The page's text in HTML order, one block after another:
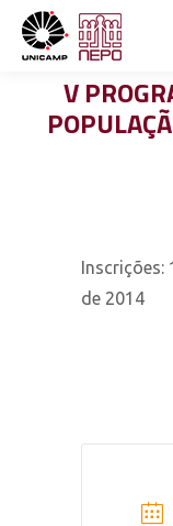
V
Inscrições:
de 2014